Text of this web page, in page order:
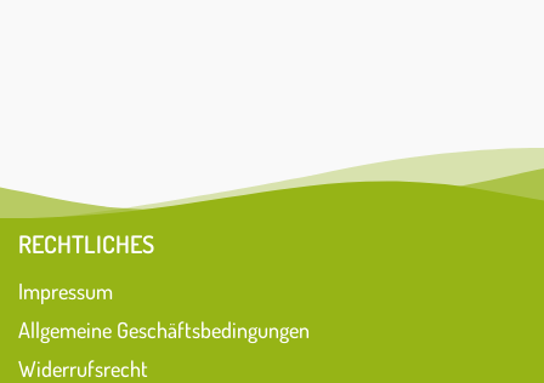
RECHTLICHES
Impressum
Allgemeine Geschäftsbedingungen
Widerrufsrecht